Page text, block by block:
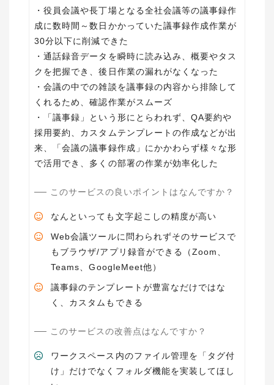
・役員会議や長丁場となる全社会議等の議事録作
成に数時間～数日かかっていた議事録作成作業が
30分以下に削減できた
・通話録音データを瞬時に読み込み、概要やタス
クを把握でき、後日作業の漏れがなくなった
・会議の中での雑談を議事録の内容から排除して
くれるため、確認作業がスムーズ
・「議事録」という形にとらわれず、QA要約や
採用要約、カスタムテンプレートの作成などが出
来、「会議の議事録作成」にかかわらず様々な形
で活用でき、多くの部署の作業が効率化した
このサービスの良いポイントはなんですか？
なんといっても文字起こしの精度が高い
Web会議ツールに問わられずそのサービスで
もブラウザ/アプリ録音ができる（Zoom、
Teams、GoogleMeet他）
議事録のテンプレートが豊富なだけではな
く、カスタムもできる
このサービスの改善点はなんですか？
ワークスペース内のファイル管理を「タグ付
け」だけでなくフォルダ機能を実装してほし